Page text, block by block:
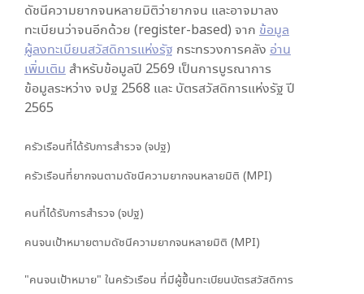
ดัชนีความยากจนหลายมิติว่ายากจน และอาจมาลง
ทะเบียนว่าจนอีกด้วย (register-based) จาก ข้อมูล
ผู้ลงทะเบียนสวัสดิการแห่งรัฐ กระทรวงการคลัง อ่าน
เพิ่มเติม สำหรับข้อมูลปี 2569 เป็นการบูรณาการ
ข้อมูลระหว่าง จปฐ 2568 และ บัตรสวัสดิการแห่งรัฐ ปี
2565
ครัวเรือนที่ได้รับการสำรวจ (จปฐ)
ครัวเรือนที่ยากจนตามดัชนีความยากจนหลายมิติ (MPI)
คนที่ได้รับการสำรวจ (จปฐ)
คนจนเป้าหมายตามดัชนีความยากจนหลายมิติ (MPI)
"คนจนเป้าหมาย" ในครัวเรือน ที่มีผู้ขึ้นทะเบียนบัตรสวัสดิการ